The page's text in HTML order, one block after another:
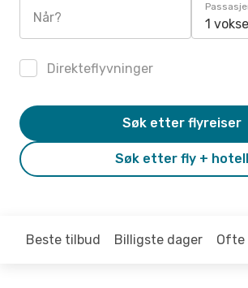
Når? 1
Direkteflyvninger
Søk etter fly + hotell
Søk etter flyreiser
Beste tilbud Billigste dager Ofte